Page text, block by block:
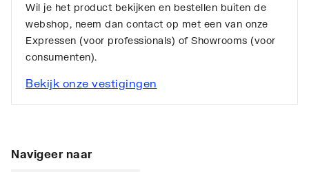
Wil je het product bekijken en bestellen buiten de
webshop, neem dan contact op met een van onze
Expressen (voor professionals) of Showrooms (voor
consumenten).
Bekijk onze vestigingen
Navigeer naar